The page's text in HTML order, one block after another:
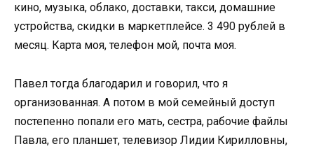
кино, музыка, облако, доставки, такси, домашние
устройства, скидки в маркетплейсе. 3 490 рублей в
месяц. Карта моя, телефон мой, почта моя.
Павел тогда благодарил и говорил, что я
организованная. А потом в мой семейный доступ
постепенно попали его мать, сестра, рабочие файлы
Павла, его планшет, телевизор Лидии Кирилловны,